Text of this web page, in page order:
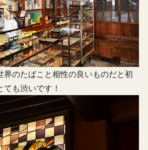
界のたばこと相性の良いものだと初
も渋いです！